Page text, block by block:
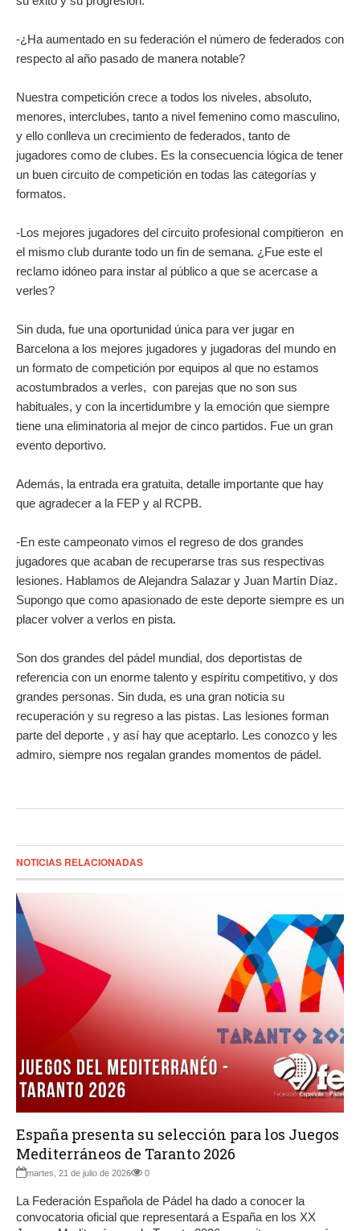
-¿Ha aumentado en su federación el número de federados con
respecto al año pasado de manera notable?
Nuestra competición crece a todos los niveles, absoluto,
menores, interclubes, tanto a nivel femenino como masculino,
y ello conlleva un crecimiento de federados, tanto de
jugadores como de clubes. Es la consecuencia lógica de tener
un buen circuito de competición en todas las categorías y
formatos.
-Los mejores jugadores del circuito profesional compitieron en
el mismo club durante todo un fin de semana. ¿Fue este el
reclamo idóneo para instar al público a que se acercase a
verles?
Sin duda, fue una oportunidad única para ver jugar en
Barcelona a los mejores jugadores y jugadoras del mundo en
un formato de competición por equipos al que no estamos
acostumbrados a verles, con parejas que no son sus
habituales, y con la incertidumbre y la emoción que siempre
tiene una eliminatoria al mejor de cinco partidos. Fue un gran
evento deportivo.
Además, la entrada era gratuita, detalle importante que hay
que agradecer a la FEP y al RCPB.
-En este campeonato vimos el regreso de dos grandes
jugadores que acaban de recuperarse tras sus respectivas
lesiones. Hablamos de Alejandra Salazar y Juan Martín Díaz.
Supongo que como apasionado de este deporte siempre es un
placer volver a verlos en pista.
Son dos grandes del pádel mundial, dos deportistas de
referencia con un enorme talento y espíritu competitivo, y dos
grandes personas. Sin duda, es una gran noticia su
recuperación y su regreso a las pistas. Las lesiones forman
parte del deporte , y así hay que aceptarlo. Les conozco y les
admiro, siempre nos regalan grandes momentos de pádel.
NOTICIAS RELACIONADAS
España presenta su selección para los Juegos
Mediterráneos de Taranto 2026
martes, 21 de julio de 2026 0
La Federación Española de Pádel ha dado a conocer la
convocatoria oficial que representará a España en los XX